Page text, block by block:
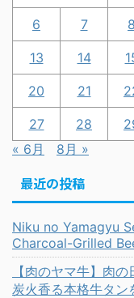
6 7 8
13 14
20 21
27 28
« 6月
8月 »
最近の投稿
Niku no Yamagyu
Charcoal-Grilled
【肉のヤマ牛】肉
炭火香る本格牛タン